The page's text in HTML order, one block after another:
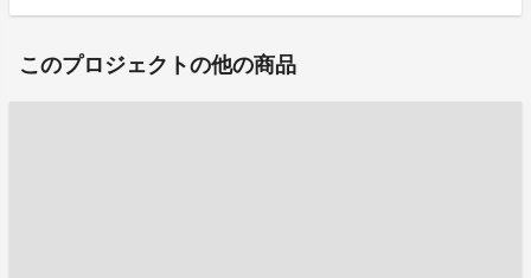
このプロジェクトの他の商品